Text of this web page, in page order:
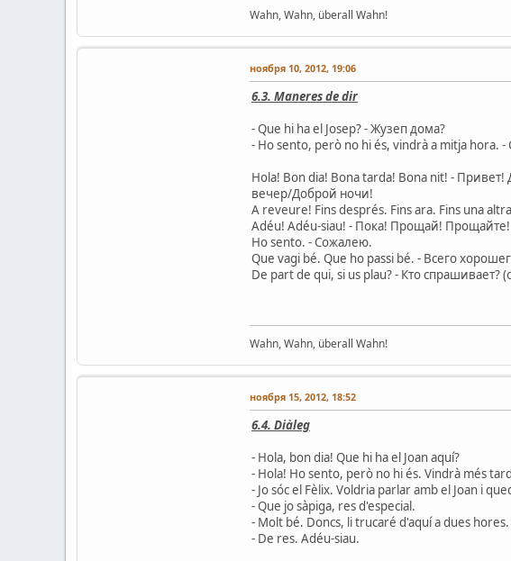
Wahn, Wahn, überall Wahn!
ноября 10, 2012, 19:06
6.3. Maneres de dir
- Que hi ha el Josep? - Жузеп дома?
- Ho sento, però no hi és, vindrà a mitja hora.
Hola! Bon dia! Bona tarda! Bona nit! -
вечер/Доброй ночи!
A reveure! Fins després. Fins ara. Fins una
Adéu! Adéu-siau! - Пока! Прощай!
Ho sento. - Сожалею.
Que vagi bé. Que ho passi bé. - Всего
De part de qui, si us plau? - Кто
Wahn, Wahn, überall Wahn!
ноября 15, 2012, 18:52
6.4. Diàleg
- Hola, bon dia! Que hi ha el Joan aquí?
- Hola! Ho sento, però no hi és. Vindrà més
- Jo sóc el Fèlix. Voldria parlar amb el Joan i
- Que jo sàpiga, res d'especial.
- Molt bé. Doncs, li trucaré d'aquí a dues
- De res. Adéu-siau.